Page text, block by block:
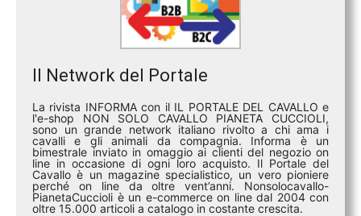
Il Network del Portale
La rivista INFORMA con il IL PORTALE DEL CAVALLO e
l'e-shop NON SOLO CAVALLO PIANETA CUCCIOLI,
sono un grande network italiano rivolto a chi ama i
cavalli e gli animali da compagnia. Informa è un
bimestrale inviato in omaggio ai clienti del negozio on
line in occasione di ogni loro acquisto. Il Portale del
Cavallo è un magazine specialistico, un vero pioniere
perché on line da oltre vent’anni. Nonsolocavallo-
PianetaCuccioli è un e-commerce on line dal 2004 con
oltre 15.000 articoli a catalogo in costante crescita.